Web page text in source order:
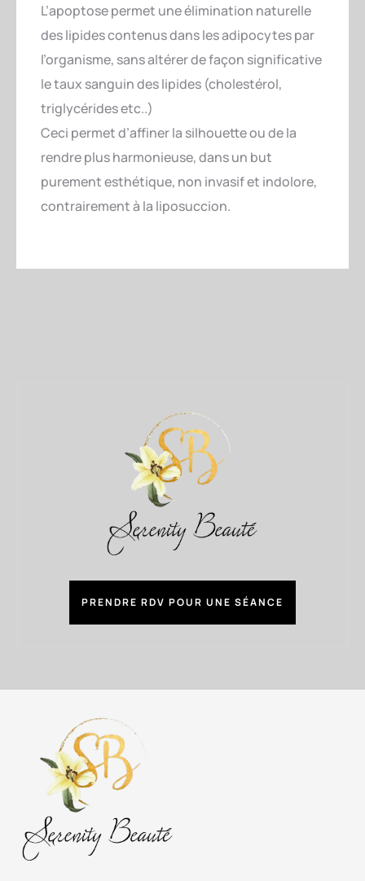
L’apoptose permet une élimination naturelle
des lipides contenus dans les adipocytes par
l’organisme, sans altérer de façon significative
le taux sanguin des lipides (cholestérol,
triglycérides etc..)
Ceci permet d’affiner la silhouette ou de la
rendre plus harmonieuse, dans un but
purement esthétique, non invasif et indolore,
contrairement à la liposuccion.
PRENDRE RDV POUR UNE SÉANCE